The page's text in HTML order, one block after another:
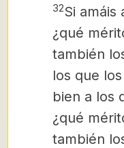
32Si amáis
¿qué
también
los que
bien a los
¿qué
también